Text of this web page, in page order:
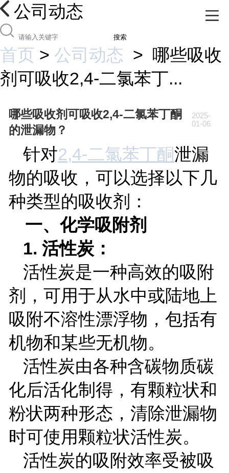
公司动态
搜索
首页 > 公司动态 > 哪些吸收
剂可吸收2,4-二氯苯丁...
哪些吸收剂可吸收2,4-二氯苯丁酮
的泄漏物？
2025-
01-06
针对2,4-二氯苯丁酮泄漏
物的吸收，可以选择以下几
种类型的吸收剂：
一、化学吸附剂
1.活性炭：
活性炭是一种高效的吸附
剂，可用于从水中或陆地上
吸附不溶性漂浮物，包括有
机物和某些无机物。
活性炭由各种含碳物质碳
化后活化制得，有颗粒状和
粉状两种形态，清除泄漏物
时可使用颗粒状活性炭。
活性炭的吸附效率受被吸